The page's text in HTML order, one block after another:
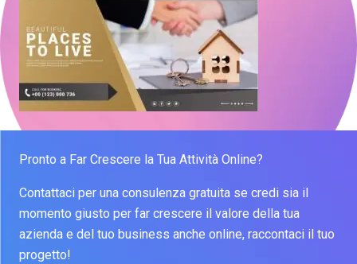
Pronto a Far Crescere la Tua Attività Online?
Contattaci per una consulenza gratuita se credi sia il
momento giusto per far crescere il valore della tua
azienda e del tuo business anche online, raccontaci il tuo
progetto!